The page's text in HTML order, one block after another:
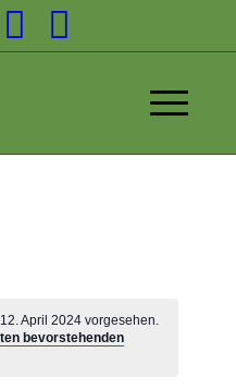
April 2024 vorgesehen.
bevorstehenden